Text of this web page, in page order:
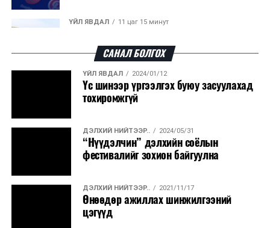
ҮЙЛ ЯВДАЛ 11 цаг 15 минут
талаас илүү хувь нь 13-аас...
ҮЙЛ ЯВДАЛ
Засгийн газар энэ оныг дуустал санхүүгийн
хэмнэлтийн горимд шилжинэ
ХЭН ЮУ ХЭЛЭВ... 11 цаг 48 минут
Шатахууны импортын гаалийн албан татварыг
2027 оны хоёрдугаар сарын ...
ҮЙЛ ЯВДАЛ
Нөөцийн махны хяналтын тогтолцоог
шинэчилнэ
САНАЛ БОЛГОХ
ҮЙЛ ЯВДАЛ 2024/01/12
Үс шинээр үргээлгэх буюу засуулахад
тохиромжгүй
ДЭЛХИЙ НИЙТЭЭР.. 2024/05/31
“Нүүдэлчин” дэлхийн соёлын
фестивалийг зохион байгуулна
ДЭЛХИЙ НИЙТЭЭР.. 2021/11/17
Өнөөдөр ажиллах шинжилгээний
цэгүүд